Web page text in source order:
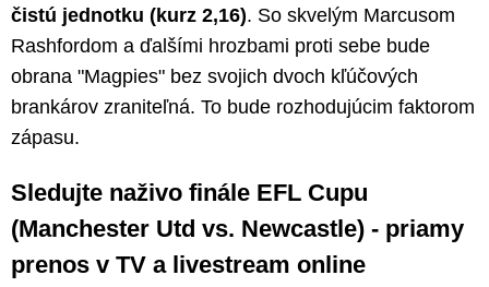
čistú jednotku (kurz 2,16). So skvelým Marcusom
Rashfordom a ďalšími hrozbami proti sebe bude
obrana "Magpies" bez svojich dvoch kľúčových
brankárov zraniteľná. To bude rozhodujúcim faktorom
zápasu.
Sledujte naživo finále EFL Cupu
(Manchester Utd vs. Newcastle) - priamy
prenos v TV a livestream online